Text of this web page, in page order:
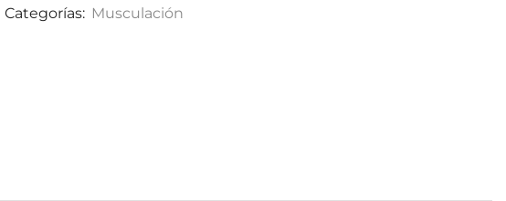
Categorías: Musculación